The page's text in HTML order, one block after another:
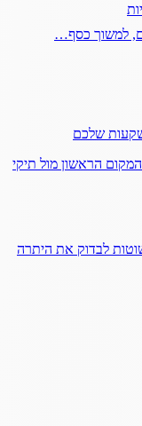
למשוך כסף…
שלכם
הראשון מול תיקי
6 דרכים פשוטות לבדוק את היתרה